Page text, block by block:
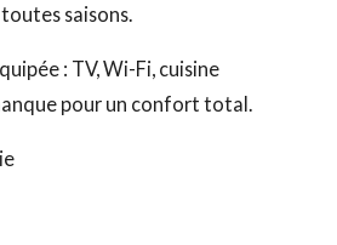
saisons.
: TV, Wi-Fi, cuisine
pour un confort total.